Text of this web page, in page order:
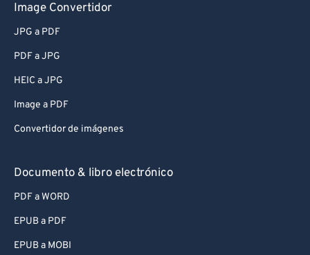
Image Convertidor
JPG a PDF
PDF a JPG
HEIC a JPG
Image a PDF
Convertidor de imágenes
Documento & libro electrónico
PDF a WORD
EPUB a PDF
EPUB a MOBI